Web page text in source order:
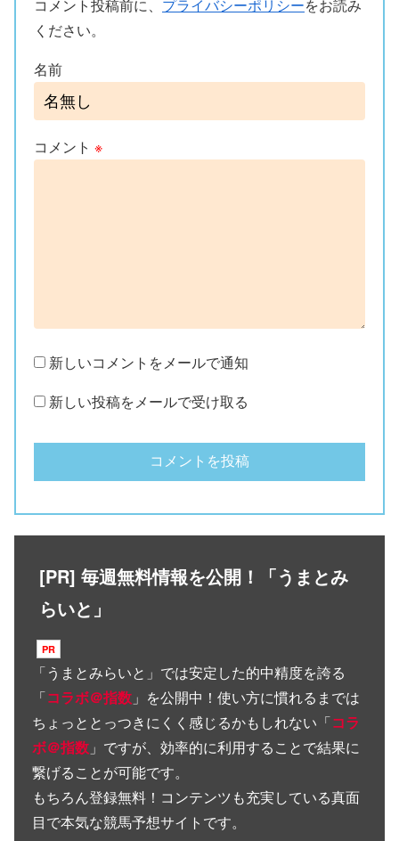
コメント投稿前に、 プライバシーポリシーをお読み
ください。
名前
コメント ※
新しいコメントをメールで通知
新しい投稿をメールで受け取る
[PR] 毎週無料情報を公開！「うまとみ
らいと」
「うまとみらいと 」では安定した的中精度を誇る
「コラボ＠指数 」を公開中！使い方に慣れるまでは
ちょっととっつきにくく感じるかもしれない「コラ
ボ＠指数 」ですが、効率的に利用することで結果に
繋げることが可能です。
もちろん登録無料！コンテンツも充実している真面
目で本気な競馬予想サイトです。